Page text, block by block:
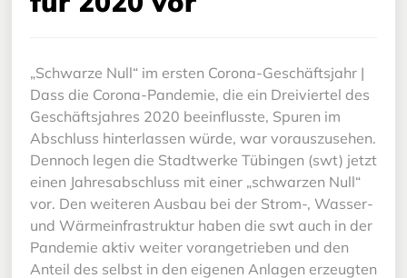
„Schwarze Null“ im ersten Corona-Geschäftsjahr |
Dass die Corona-Pandemie, die ein Dreiviertel des
Geschäftsjahres 2020 beeinflusste, Spuren im
Abschluss hinterlassen würde, war vorauszusehen.
Dennoch legen die Stadtwerke Tübingen (swt) jetzt
einen Jahresabschluss mit einer „schwarzen Null“
vor. Den weiteren Ausbau bei der Strom-, Wasser-
und Wärmeinfrastruktur haben die swt auch in der
Pandemie aktiv weiter vorangetrieben und den
Anteil des selbst in den eigenen Anlagen erzeugten